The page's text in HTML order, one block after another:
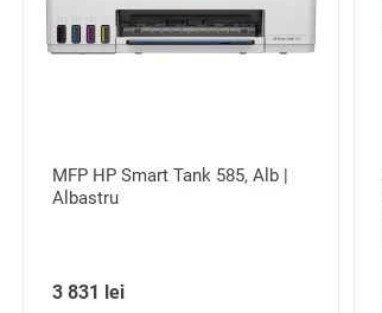
MFP HP Smart Tank 585, Alb |
Albastru
3 831 lei